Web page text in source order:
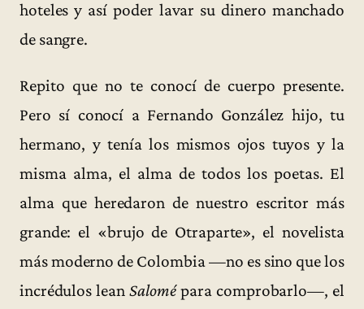
hoteles y así poder lavar su dinero manchado
de sangre.
Repito que no te conocí de cuerpo presente.
Pero sí conocí a Fernando González hijo, tu
hermano, y tenía los mismos ojos tuyos y la
misma alma, el alma de todos los poetas. El
alma que heredaron de nuestro escritor más
grande: el «brujo de Otraparte», el novelista
más moderno de Colombia —no es sino que los
incrédulos leanSalomépara comprobarlo—, el